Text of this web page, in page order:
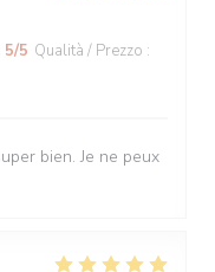
5/5 Qualità / Prezzo :
bien. Je ne peux